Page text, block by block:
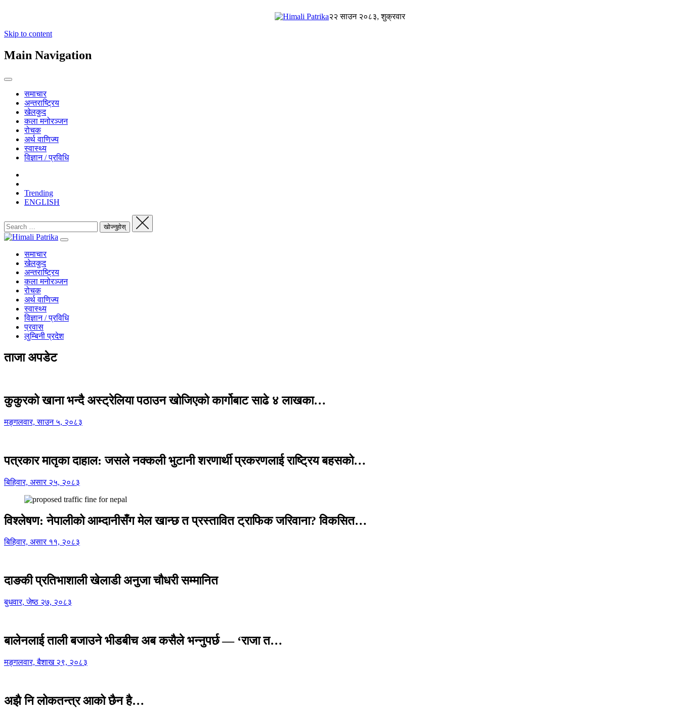
२२ साउन २०८३, शुक्रवार
Skip to content
Main Navigation
समाचार
अन्तराष्ट्रिय
खेलकुद
कला मनोरञ्जन
रोचक
अर्थ वाणिज्य
स्वास्थ्य
विज्ञान / प्रविधि
Trending
ENGLISH
समाचार
खेलकुद
अन्तराष्ट्रिय
कला मनोरञ्जन
रोचक
अर्थ वाणिज्य
स्वास्थ्य
विज्ञान / प्रविधि
प्रवास
लुम्बिनी प्रदेश
ताजा अपडेट
कुकुरको खाना भन्दै अस्ट्रेलिया पठाउन खोजिएको कार्गोबाट साढे ४ लाखका…
मङ्गलवार, साउन ५, २०८३
पत्रकार मातृका दाहाल: जसले नक्कली भुटानी शरणार्थी प्रकरणलाई राष्ट्रिय बहसको…
बिहिवार, असार २५, २०८३
विश्लेषण: नेपालीको आम्दानीसँग मेल खान्छ त प्रस्तावित ट्राफिक जरिवाना? विकसित…
बिहिवार, असार ११, २०८३
दाङकी प्रतिभाशाली खेलाडी अनुजा चौधरी सम्मानित
बुधवार, जेष्ठ २७, २०८३
बालेनलाई ताली बजाउने भीडबीच अब कसैले भन्नुपर्छ — ‘राजा त…
मङ्गलवार, बैशाख २९, २०८३
अझै नि लोकतन्त्र आको छैन है…